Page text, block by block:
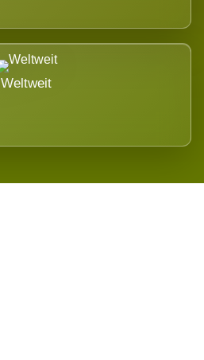
Weltweit